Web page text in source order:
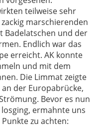
teilweise sehr
marschierenden
Badelatschen und der
Endlich war das
erreicht. AK konnte
und mit dem
Die Limmat zeigte
der Europabrücke,
Bevor es nun
ermahnte uns
zu achten: